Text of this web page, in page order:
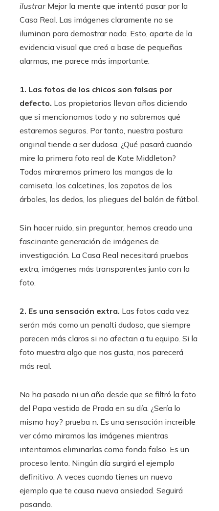
ilustrarMejor la mente que intentó pasar por la
Casa Real. Las imágenes claramente no se
iluminan para demostrar nada. Esto, aparte de la
evidencia visual que creó a base de pequeñas
alarmas, me parece más importante.
1. Las fotos de los chicos son falsas por
defecto. Los propietarios llevan años diciendo
que si mencionamos todo y no sabremos qué
estaremos seguros. Por tanto, nuestra postura
original tiende a ser dudosa. ¿Qué pasará cuando
mire la primera foto real de Kate Middleton?
Todos miraremos primero las mangas de la
camiseta, los calcetines, los zapatos de los
árboles, los dedos, los pliegues del balón de fútbol.
Sin hacer ruido, sin preguntar, hemos creado una
fascinante generación de imágenes de
investigación. La Casa Real necesitará pruebas
extra, imágenes más transparentes junto con la
foto.
2. Es una sensación extra. Las fotos cada vez
serán más como un penalti dudoso, que siempre
parecen más claros si no afectan a tu equipo. Si la
foto muestra algo que nos gusta, nos parecerá
más real.
No ha pasado ni un año desde que se filtró la foto
del Papa vestido de Prada en su día. ¿Sería lo
mismo hoy? prueba n. Es una sensación increíble
ver cómo miramos las imágenes mientras
intentamos eliminarlas como fondo falso. Es un
proceso lento. Ningún día surgirá el ejemplo
definitivo. A veces cuando tienes un nuevo
ejemplo que te causa nueva ansiedad. Seguirá
pasando.